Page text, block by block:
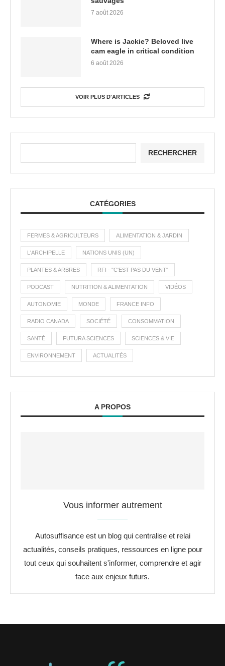
7 août 2026
Where is Jackie? Beloved live
cam eagle in critical condition
6 août 2026
VOIR PLUS D'ARTICLES
RECHERCHER
CATÉGORIES
FERMES & AGRICULTEURS ALIMENTATION & JARDIN
L'ARCHIPELLE NATIONS UNIS (UN)
PLANTES & ARBRES RFI - "C'EST PAS DU VENT"
PODCAST NUTRITION & ALIMENTATION VIDÉOS
AUTONOMIE MONDE FRANCE INFO
RADIO CANADA SOCIÉTÉ CONSOMMATION
SANTÉ FUTURA SCIENCES SCIENCES & VIE
ENVIRONNEMENT ACTUALITÉS
A PROPOS
Vous informer autrement
Autosuffisance est un blog qui centralise et relai
actualités, conseils pratiques, ressources en ligne pour
tout ceux qui souhaitent s'informer, comprendre et agir
face aux enjeux futurs.